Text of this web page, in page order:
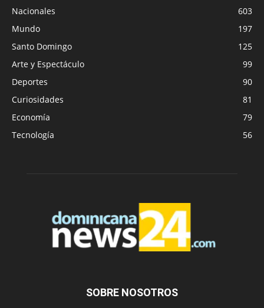
Nacionales
603
Mundo
197
Santo Domingo
125
Arte y Espectáculo
99
Deportes
90
Curiosidades
81
Economía
79
Tecnología
56
SOBRE NOSOTROS